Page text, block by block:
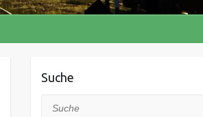
Suche
Suche